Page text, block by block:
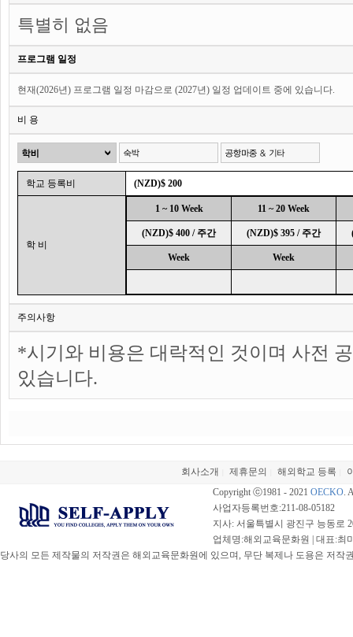
특별히 없음
프로그램 일정
현재(2026년) 프로그램 일정 마감으로 (2027년) 일정 업데이트 중에 있습니다.
비 용
학교 등록비 (NZD)$ 200
학 비
1 ~ 10 Week 11 ~ 20 Week
(NZD)$ 400 / 주간 (NZD)$ 395 / 주간
Week Week
주의사항
*시기와 비용은 대락적인 것이며 사전
있습니다.
회사소개 제휴문의 해외학교 등록
Copyright ⓒ1981 - 2021 OECKO.
사업자등록번호:211-08-05182
지사: 서울특별시 광진구 능동로
업체명:해외교육문화원 | 대표:최
당사의 모든 제작물의 저작권은 해외교육문화원에 있으며, 무단 복제나 도용은 저